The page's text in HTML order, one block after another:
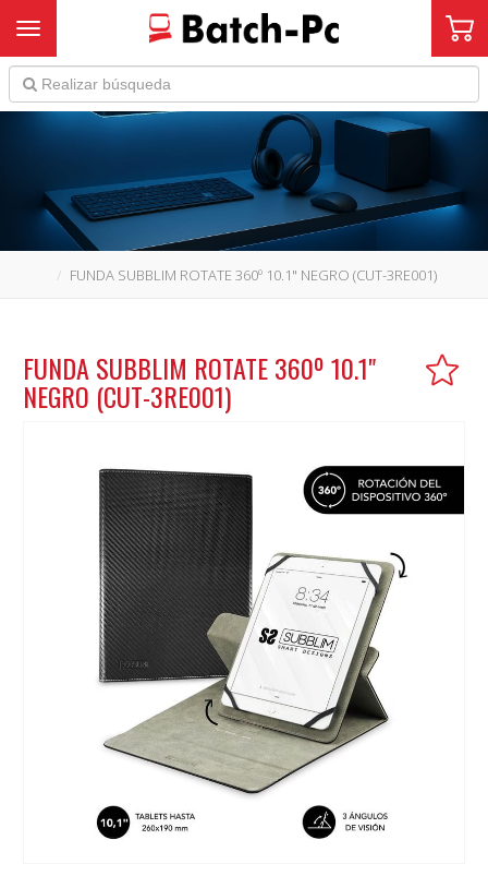
Toggle navigation
FUNDA SUBBLIM ROTATE 360º 10.1" NEGRO (CUT-3RE001)
FUNDA SUBBLIM ROTATE 360º 10.1"
NEGRO (CUT-3RE001)